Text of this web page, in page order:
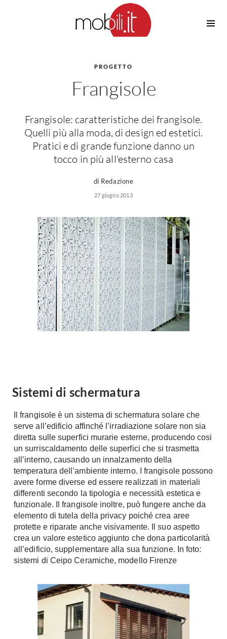
Cucine Moderne
Cucine Country
Cucine Monoblocco
Consigli Cucine
Attrezzature Interne
Piani cottura
Forni
Cappe
Lavastoviglie
Lavatrici
Asciugatrici
Piccoli
Elettrodomestici
Mobili Soggiorno
Librerie
Vetrine
Pareti Attrezzate
Porta Tv
Contatti
Divani
Divani moderni
Divani classici
Poltroncine
Divanoletto
Chaise Longue
Divani Angolo
Casette in Legno
Ombrelloni
Pergole
Giardinaggio
Lampadari
Faretti
Applique
Plafoniere
Riscaldamento
Caminetti
Stufe
Climatizzatori
Climatizzatore
Deumidificatori
Chiller
Pompe di calore
Ecologia
Geotermia
Case in Legno
Case Prefabbricate
Fotovoltaico
Energie Rinnovabili
Bioedilizia
Teleriscaldamento
PROGETTO
Frangisole
Frangisole: caratteristiche dei frangisole.
Quelli più alla moda, di design ed estetici.
Pratici e di grande funzione danno un
tocco in più all'esterno casa
di Redazione
27 giugno 2013
Sistemi di schermatura
Il frangisole è un sistema di schermatura solare che
serve all’edificio affinché l’irradiazione solare non sia
diretta sulle superfici murarie esterne, producendo cosi
un surriscaldamento delle superfici che si trasmetta
all’interno, causando un innalzamento della
temperatura dell’ambiente interno. I frangisole possono
avere forme diverse ed essere realizzati in materiali
differenti secondo la tipologia e necessità estetica e
funzionale. Il frangisole inoltre, può fungere anche da
elemento di tutela della privacy poiché crea aree
protette e riparate anche visivamente. Il suo aspetto
crea un valore estetico aggiunto che dona particolarità
all’edificio, supplementare alla sua funzione. In foto:
sistemi di Ceipo Ceramiche, modello Firenze